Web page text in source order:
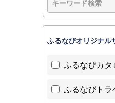
ふるなびオリジナル
ふるなびカタ
ふるなびトラ